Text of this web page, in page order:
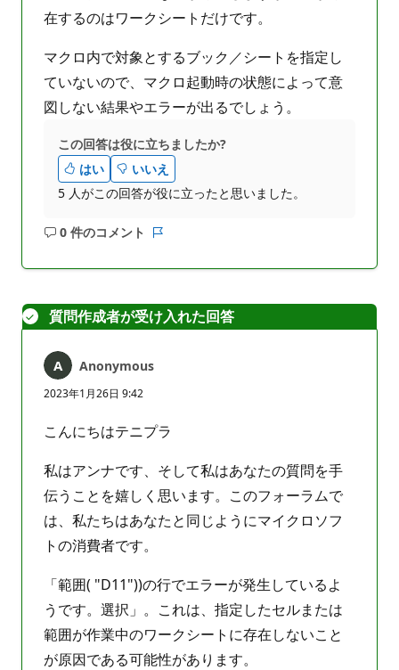
在するのはワークシートだけです。
マクロ内で対象とするブック／シートを指定し
ていないので、マクロ起動時の状態によって意
図しない結果やエラーが出るでしょう。
この回答は役に立ちましたか?
はい
いいえ
5 人がこの回答が役に立ったと思いました。
0 件のコメント
コ
は
あ
ま
せ
質問作成者が受け入れた回答
Anonymous
2023年1月26日 9:42
こんにちはテニプラ
私はアンナです、そして私はあなたの質問を手
伝うことを嬉しく思います。このフォーラムで
は、私たちはあなたと同じようにマイクロソフ
トの消費者です。
「範囲( "D11"))の行でエラーが発生しているよ
うです。選択」。これは、指定したセルまたは
範囲が作業中のワークシートに存在しないこと
が原因である可能性があります。